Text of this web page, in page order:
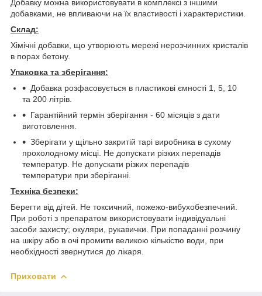
Добавку можна використовувати в комплексі з іншими
добавками, не впливаючи на їх властивості і характеристики.
Склад:
Хімічні добавки, що утворюють мережі нерозчинних кристалів
в порах бетону.
Упаковка та зберігання:
Добавка розфасовується в пластикові ємності 1, 5, 10
та 200 літрів.
Гарантійний термін зберігання - 60 місяців з дати
виготовлення.
Зберігати у щільно закритій тарі виробника в сухому
прохолодному місці. Не допускати різких перепадів
температур. Не допускати різких перепадів
температури при зберіганні.
Техніка безпеки:
Берегти від дітей. Не токсичний, пожежо-вибухобезпечний.
При роботі з препаратом використовувати індивідуальні
засоби захисту; окуляри, рукавички. При попаданні розчину
на шкіру або в очі промити великою кількістю води, при
необхідності звернутися до лікаря.
Приховати